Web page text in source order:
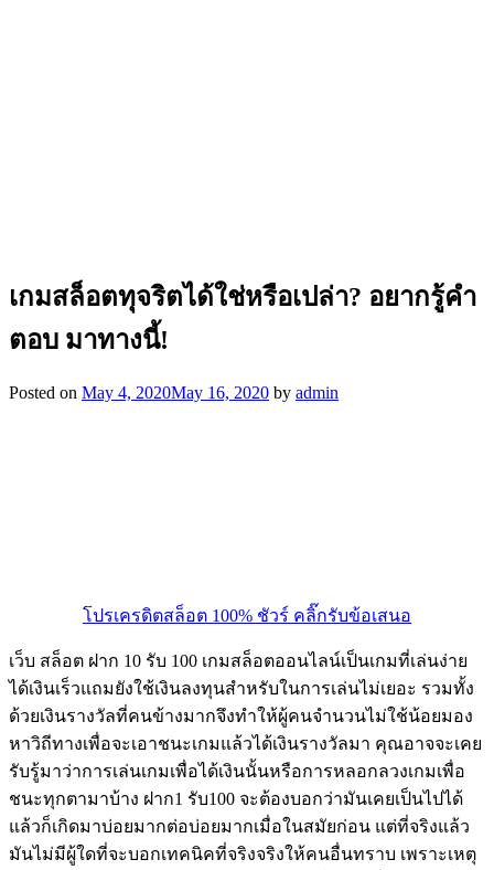
เกมสล็อตทุจริตได้ใช่หรือเปล่า? อยากรู้คำ
ตอบ มาทางนี้!
Posted on May 4, 2020May 16, 2020 by admin
โปรเครดิตสล็อต 100% ชัวร์ คลิ๊กรับข้อเสนอ
เว็บ สล็อต ฝาก 10 รับ 100 เกมสล็อตออนไลน์เป็นเกมที่เล่นง่าย
ได้เงินเร็วแถมยังใช้เงินลงทุนสำหรับในการเล่นไม่เยอะ รวมทั้ง
ด้วยเงินรางวัลที่คนข้างมากจึงทำให้ผู้คนจำนวนไม่ใช้น้อยมอง
หาวิถีทางเพื่อจะเอาชนะเกมแล้วได้เงินรางวัลมา คุณอาจจะเคย
รับรู้มาว่าการเล่นเกมเพื่อได้เงินนั้นหรือการหลอกลวงเกมเพื่อ
ชนะทุกตามาบ้าง ฝาก1 รับ100 จะต้องบอกว่ามันเคยเป็นไปได้
แล้วก็เกิดมาบ่อยมากต่อบ่อยมากเมื่อในสมัยก่อน แต่ที่จริงแล้ว
มันไม่มีผู้ใดที่จะบอกเทคนิคที่จริงจริงให้คนอื่นทราบ เพราะเหตุ